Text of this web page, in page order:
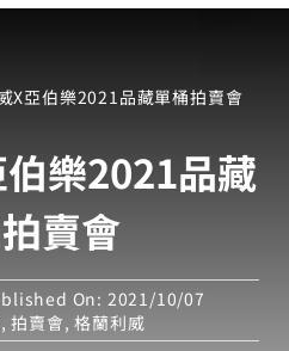
X亞伯樂2021品藏單桶拍賣會
樂2021品藏
賣會
On: 2021/10/07
,拍賣會,格蘭利威